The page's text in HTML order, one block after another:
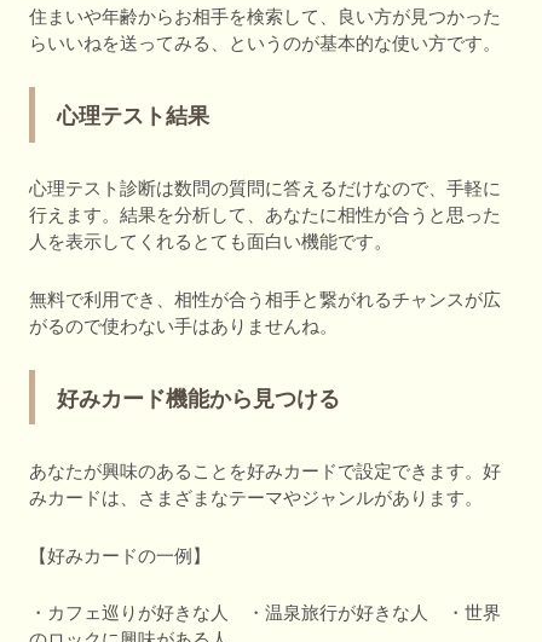
住まいや年齢からお相手を検索して、良い方が見つかった
らいいねを送ってみる、というのが基本的な使い方です。
心理テスト結果
心理テスト診断は数問の質問に答えるだけなので、手軽に
行えます。結果を分析して、あなたに相性が合うと思った
人を表示してくれるとても面白い機能です。
無料で利用でき、相性が合う相手と繋がれるチャンスが広
がるので使わない手はありませんね。
好みカード機能から見つける
あなたが興味のあることを好みカードで設定できます。好
みカードは、さまざまなテーマやジャンルがあります。
【好みカードの一例】
・カフェ巡りが好きな人 ・温泉旅行が好きな人 ・世界